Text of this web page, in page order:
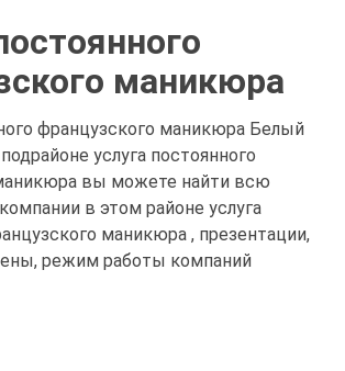
маникюра
французского маникюра Белый
услуга постоянного
вы можете найти всю
в этом районе услуга
маникюра , презентации,
режим работы компаний